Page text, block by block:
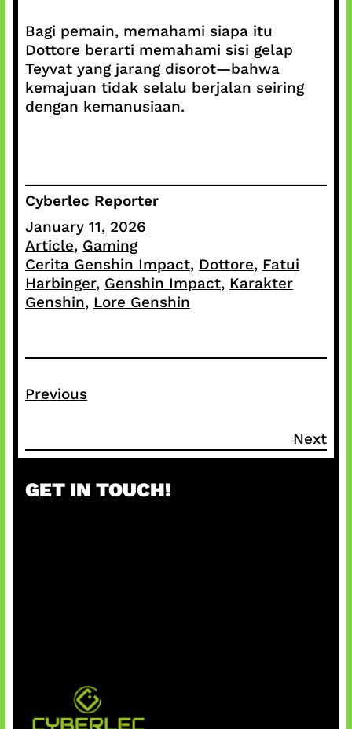
Bagi pemain, memahami siapa itu
Dottore berarti memahami sisi gelap
Teyvat yang jarang disorot—bahwa
kemajuan tidak selalu berjalan seiring
dengan kemanusiaan.
Cyberlec Reporter
January 11, 2026
Article, Gaming
Cerita Genshin Impact, Dottore, Fatui
Harbinger, Genshin Impact, Karakter
Genshin, Lore Genshin
Previous
Next
GET IN TOUCH!